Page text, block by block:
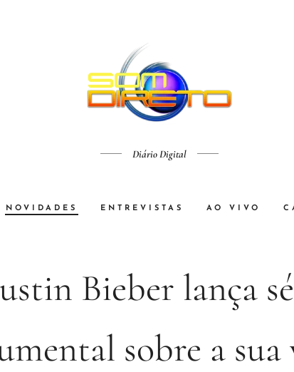
Diário Digital
NOVIDADES ENTREVISTAS AO VIVO
Bieber lança
sobre a sua